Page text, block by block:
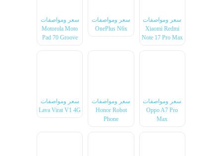
سعر ومواصفات
Xiaomi Redmi
Note 17 Pro Max
سعر ومواصفات
OnePlus N6x
سعر ومواصفات
Motorola Moto
Pad 70 Groove
سعر ومواصفات
Oppo A7 Pro
Max
سعر ومواصفات
Honor Robot
Phone
سعر ومواصفات
Lava Virat V1 4G